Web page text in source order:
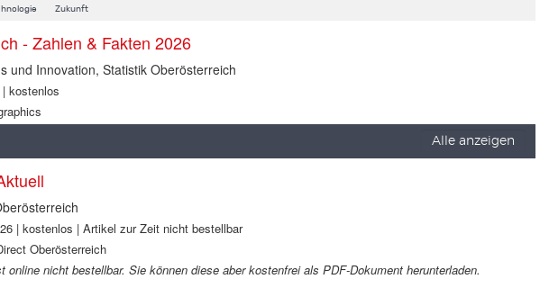
Zukunft
- Zahlen & Fakten 2026
und Innovation, Statistik Oberösterreich
kostenlos
Alle anzeigen
| kostenlos | Artikel zur Zeit nicht bestellbar
Oberösterreich
online nicht bestellbar. Sie können diese aber kostenfrei als PDF-Dokument herunterladen.